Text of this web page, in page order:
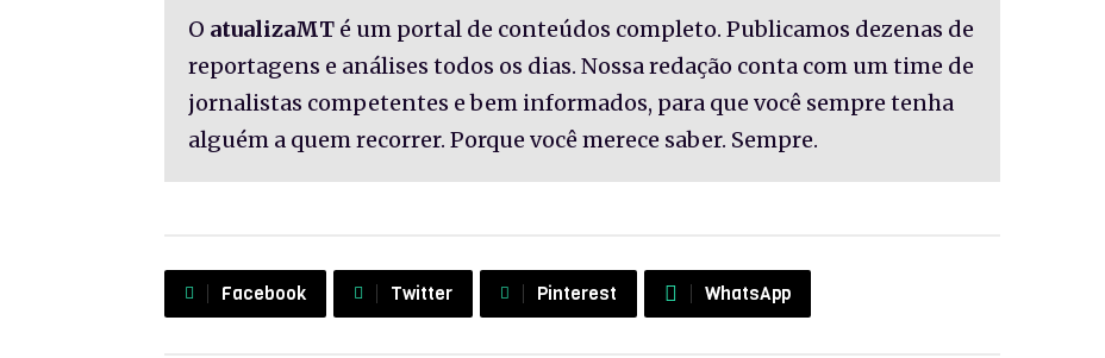
O atualizaMT é um portal de conteúdos completo. Publicamos dezenas de
reportagens e análises todos os dias. Nossa redação conta com um time de
jornalistas competentes e bem informados, para que você sempre tenha
alguém a quem recorrer. Porque você merece saber. Sempre.
Facebook Twitter Pinterest WhatsApp